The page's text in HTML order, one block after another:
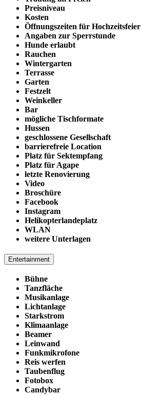
Preisniveau
Kosten
Öffnungszeiten für Hochzeitsfeier
Angaben zur Sperrstunde
Hunde erlaubt
Rauchen
Wintergarten
Terrasse
Garten
Festzelt
Weinkeller
Bar
mögliche Tischformate
Hussen
geschlossene Gesellschaft
barrierefreie Location
Platz für Sektempfang
Platz für Agape
letzte Renovierung
Video
Broschüre
Facebook
Instagram
Helikopterlandeplatz
WLAN
weitere Unterlagen
Entertainment
Bühne
Tanzfläche
Musikanlage
Lichtanlage
Starkstrom
Klimaanlage
Beamer
Leinwand
Funkmikrofone
Reis werfen
Taubenflug
Fotobox
Candybar